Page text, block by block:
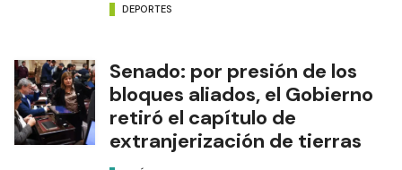
DEPORTES
Senado: por presión de los
bloques aliados, el Gobierno
retiró el capítulo de
extranjerización de tierras